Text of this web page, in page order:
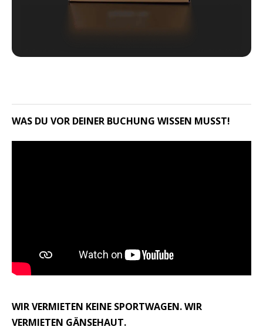
WAS DU VOR DEINER BUCHUNG WISSEN MUSST!
WIR VERMIETEN KEINE SPORTWAGEN. WIR
VERMIETEN GÄNSEHAUT.